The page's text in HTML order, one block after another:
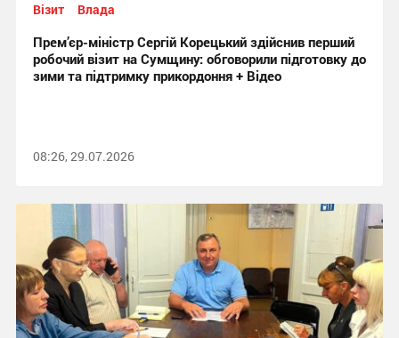
Візит Влада
Прем’єр-міністр Сергій Корецький здійснив перший
робочий візит на Сумщину: обговорили підготовку до
зими та підтримку прикордоння + Відео
08:26, 29.07.2026